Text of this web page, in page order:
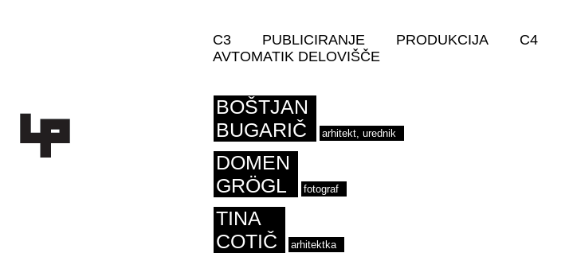
C3 PUBLICIRANJE PRODUKCIJA C4
AVTOMATIK DELOVIŠČE
BOŠTJAN
BUGARIČ
arhitekt, urednik
DOMEN
GRÖGL
fotograf
TINA
COTIČ
arhitektka